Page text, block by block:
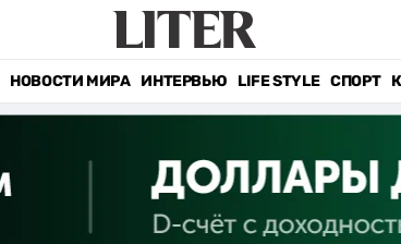
НОВОСТИ МИРА ИНТЕРВЬЮ LIFE STYLE СПОРТ